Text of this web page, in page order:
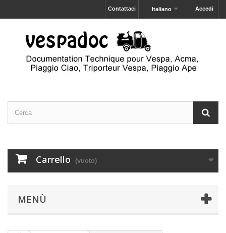
Accedi
Italiano
Contattaci
Carrello (vuoto)
MENÙ